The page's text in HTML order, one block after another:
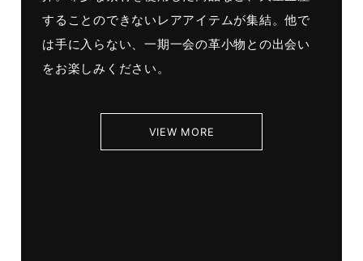
することのできないレアアイテムが集結。他で
は手に入らない、一期一会の革小物との出会い
をお楽しみください。
VIEW MORE